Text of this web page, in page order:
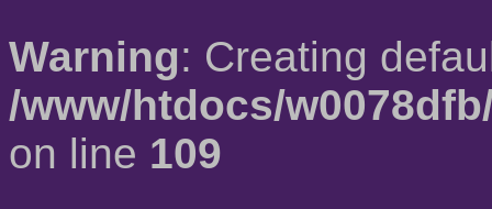
Warning: Creating
/www/htdocs/
on line 109